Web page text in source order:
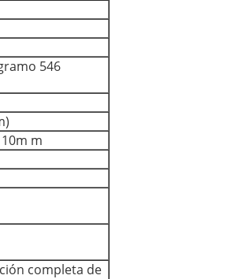
546
m
completa de